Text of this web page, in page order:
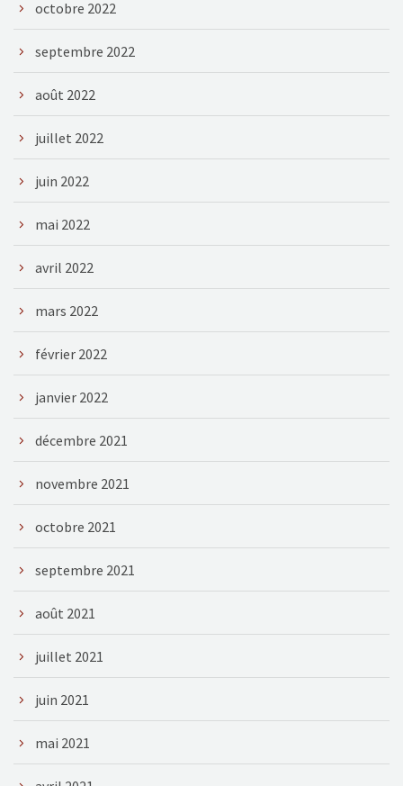
octobre 2022
septembre 2022
août 2022
juillet 2022
juin 2022
mai 2022
avril 2022
mars 2022
février 2022
janvier 2022
décembre 2021
novembre 2021
octobre 2021
septembre 2021
août 2021
juillet 2021
juin 2021
mai 2021